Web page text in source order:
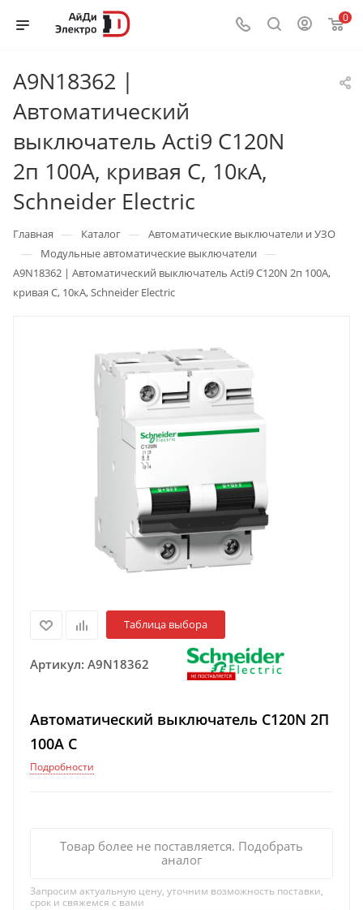
0
A9N18362 |
Автоматический
выключатель Acti9 C120N
2п 100А, кривая С, 10кА,
Schneider Electric
Главная — Каталог — Автоматические выключатели и УЗО
— Модульные автоматические выключатели —
A9N18362 | Автоматический выключатель Acti9 C120N 2п 100А,
кривая С, 10кА, Schneider Electric
Таблица выбора
Артикул: A9N18362
Автоматический выключатель C120N 2П
100A C
Подробности
Товар более не поставляется. Подобрать
аналог
Запросим актуальную цену, уточним возможность поставки,
срок и свяжемся с вами